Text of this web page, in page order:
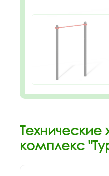
Технические
комплекс